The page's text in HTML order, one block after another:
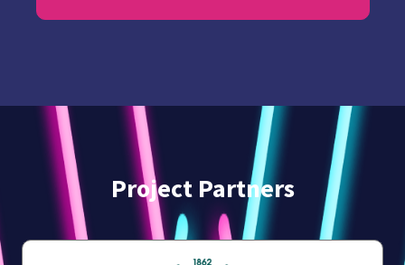
Project Partners